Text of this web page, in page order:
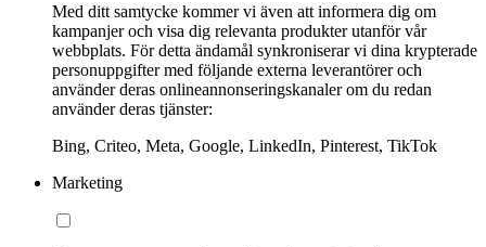
Med ditt samtycke kommer vi även att informera dig om
kampanjer och visa dig relevanta produkter utanför vår
webbplats. För detta ändamål synkroniserar vi dina krypterade
personuppgifter med följande externa leverantörer och
använder deras onlineannonseringskanaler om du redan
använder deras tjänster:
Bing, Criteo, Meta, Google, LinkedIn, Pinterest, TikTok
Marketing